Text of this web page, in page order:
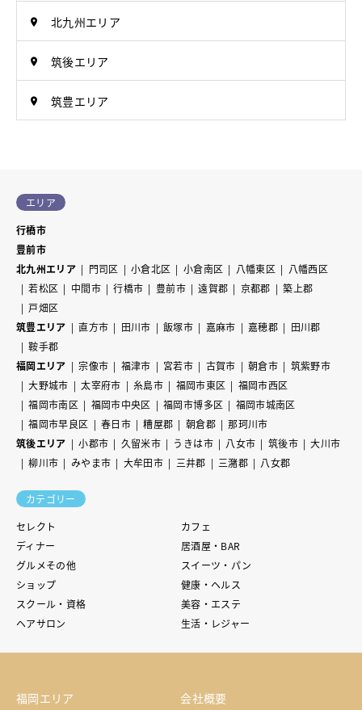
北九州エリア
筑後エリア
筑豊エリア
エリア
行橋市
豊前市
北九州エリア
門司区 小倉北区 小倉南区 八幡東区
八幡西区
若松区
中間市 行橋市 豊前市 遠賀郡 京都郡
築上郡
戸畑区
筑豊エリア
直方市 田川市 飯塚市 嘉麻市 嘉穂郡
田川郡
鞍手郡
福岡エリア
宗像市 福津市 宮若市 古賀市 朝倉市
筑紫野市
大野城市
太宰府市 糸島市 福岡市東区
福岡市西区
福岡市南区
福岡市中央区 福岡市博多区
福岡市城南区
福岡市早良区
春日市 糟屋郡 朝倉郡
那珂川市
筑後エリア
小郡市 久留米市 うきは市 八女市 筑後市
大川市
柳川市
みやま市 大牟田市 三井郡 三潴郡 八女郡
カテゴリー
セレクト
カフェ
ディナー
居酒屋・BAR
グルメその他
スイーツ・パン
ショップ
健康・ヘルス
スクール・資格
美容・エステ
ヘアサロン
生活・レジャー
福岡エリア 会社概要